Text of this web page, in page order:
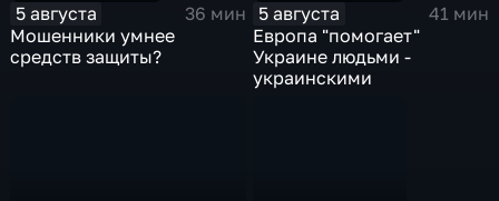
5 августа
36 мин
Мошенники умнее
средств защиты?
5 августа
41 мин
Европа "помогает"
Украине людьми -
украинскими